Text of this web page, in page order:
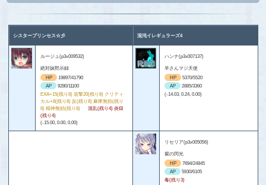
シスタープリンセス☆彡 混沌イレギュラーズ4
ルージュ(p3x009532)
絶対妹黙示録
HP
19897/41790
AP
9280/11100
EXA+15(残り8) 追撃20(残り8) クリティ
カル+8(残り8) 反(残り8) 麻痺無効(残り
8) 精神無効(残り8)
混乱(残り4) 炎獄
(残り4)
(-15.00, 0.00, 0.00)
ハンナ(p3x007137)
羊さんマジ天使
HP
5370/5520
AP
2885/3360
(-14.03, 0.24, 0.00)
リセリア(p3x005056)
紫の閃光
HP
7694/24845
AP
5930/6105
毒(残り3)